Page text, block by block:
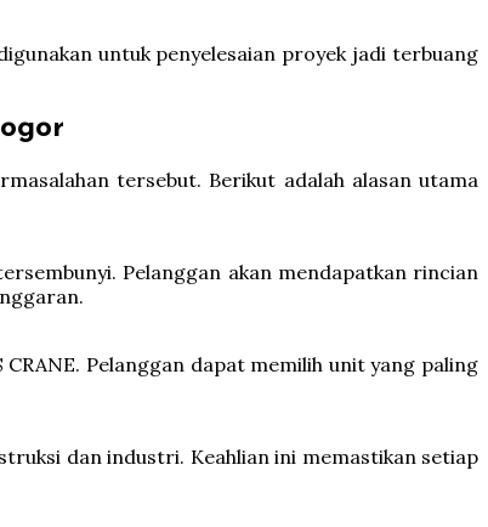
untuk penyelesaian proyek jadi terbuang
tersebut. Berikut adalah alasan utama
Pelanggan akan mendapatkan rincian
Pelanggan dapat memilih unit yang paling
dan industri. Keahlian ini memastikan setiap